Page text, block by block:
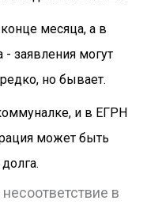
месяца, а в
- заявления могут
но бывает.
и в ЕГРН
может быть
в